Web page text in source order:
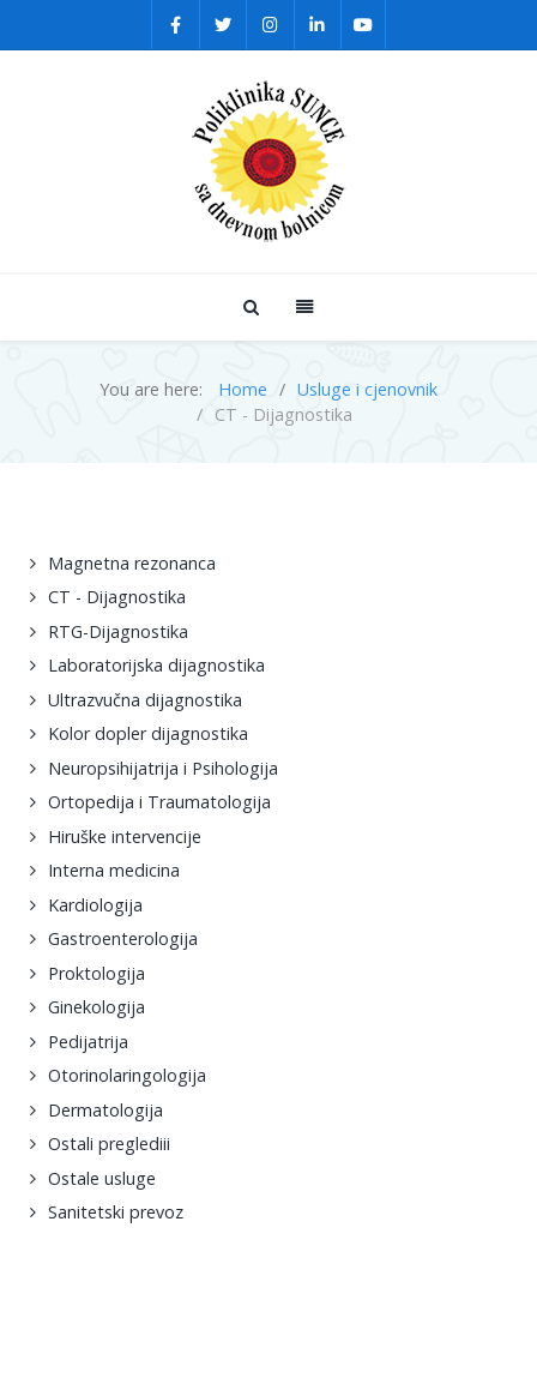
You are here: Home
Usluge i cjenovnik
CT - Dijagnostika
Magnetna rezonanca
CT - Dijagnostika
RTG-Dijagnostika
Laboratorijska dijagnostika
Ultrazvučna dijagnostika
Kolor dopler dijagnostika
Neuropsihijatrija i Psihologija
Ortopedija i Traumatologija
Hiruške intervencije
Interna medicina
Kardiologija
Gastroenterologija
Proktologija
Ginekologija
Pedijatrija
Otorinolaringologija
Dermatologija
Ostali preglediii
Ostale usluge
Sanitetski prevoz